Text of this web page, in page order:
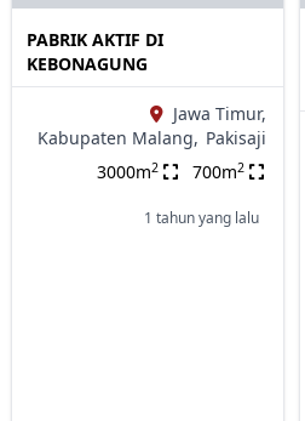
PABRIK AKTIF DI
KEBONAGUNG
Jawa Timur,
Kabupaten Malang, Pakisaji
3000m2 700m2
1 tahun yang lalu